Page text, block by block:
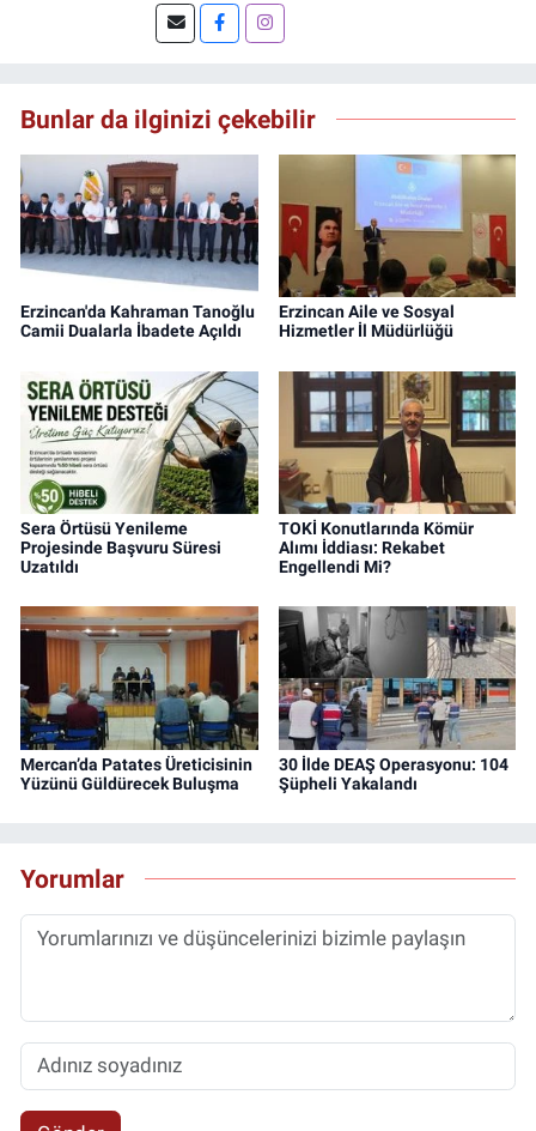
DoğuGazetesi.com internet haber sitesinde
muhabirlik yapıyor ve içerik üretiyorum.
Bunlar da ilginizi çekebilir
Erzincan'da Kahraman Tanoğlu
Camii Dualarla İbadete Açıldı
Erzincan Aile ve Sosyal
Hizmetler İl Müdürlüğü
Sera Örtüsü Yenileme
Projesinde Başvuru Süresi
Uzatıldı
TOKİ Konutlarında Kömür
Alımı İddiası: Rekabet
Engellendi Mi?
Mercan’da Patates Üreticisinin
Yüzünü Güldürecek Buluşma
30 İlde DEAŞ Operasyonu: 104
Şüpheli Yakalandı
Yorumlar